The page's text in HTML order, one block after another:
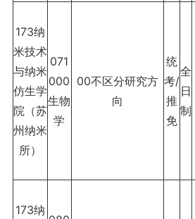
173纳
米技术
与纳米
仿生学
院（苏
州纳米
所）
071
000
生物
学
00不区分研究方
向
统
考/
推
免
全
日
制
173纳